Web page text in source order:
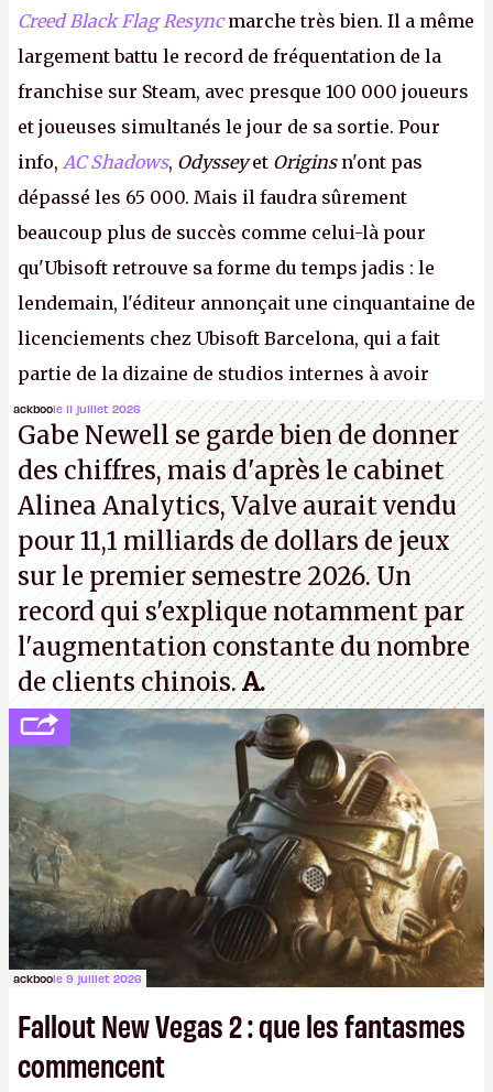
Creed Black Flag Resyncmarche très bien. Il a même
largement battu le record de fréquentation de la
franchise sur Steam, avec presque 100 000 joueurs
et joueuses simultanés le jour de sa sortie. Pour
info, AC Shadows, Odysseyet Originsn'ont pas
dépassé les 65 000. Mais il faudra sûrement
beaucoup plus de succès comme celui-là pour
qu'Ubisoft retrouve sa forme du temps jadis : le
lendemain, l'éditeur annonçait une cinquantaine de
licenciements chez Ubisoft Barcelona, qui a fait
partie de la dizaine de studios internes à avoir
travaillé sur cetAssassin's Creedsous la direction
d'Ubisoft Singapour.A.
ackboole 11 juillet 2026
Gabe Newell se garde bien de donner
des chiffres, mais d'après le cabinet
Alinea Analytics, Valve aurait vendu
pour 11,1 milliards de dollars de jeux
sur le premier semestre 2026. Un
record qui s'explique notamment par
l'augmentation constante du nombre
de clients chinois.A.
ackboole 9 juillet 2026
Fallout New Vegas 2 : que les fantasmes
commencent